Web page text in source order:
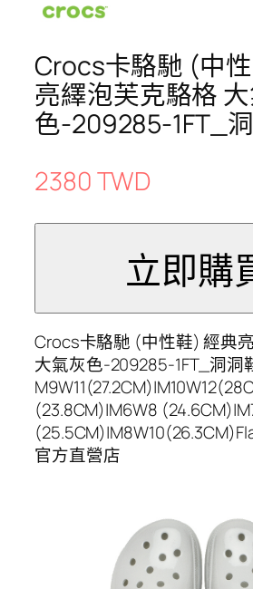
Crocs卡駱馳 (中
亮繹泡芙克駱格
色-209285-1FT_
2380 TWD
Crocs卡駱馳 (中性鞋) 經典
大氣灰色-209285-1FT_洞洞
(23.8CM)|M6W8
官方直營店